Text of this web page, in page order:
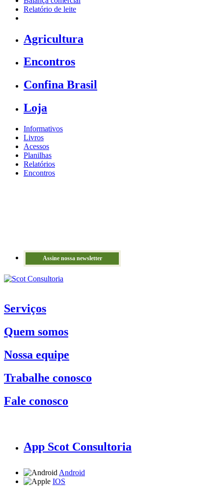
Relatório de leite
Agricultura
Encontros
Confina Brasil
Loja
Informativos
Livros
Acessos
Planilhas
Relatórios
Encontros
Assine nossa newsletter
Serviços
Quem somos
Nossa equipe
Trabalhe conosco
Fale conosco
App Scot Consultoria
Android
IOS